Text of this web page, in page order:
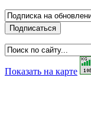
Показать на карте